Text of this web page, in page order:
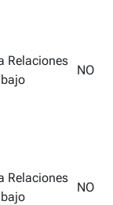
Relaciones
NO
Relaciones
NO